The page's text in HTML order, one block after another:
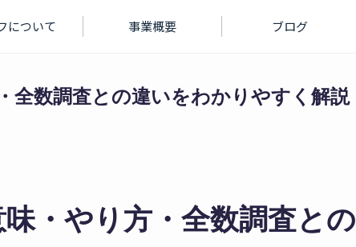
について 事業概要 ブログ
全数調査との違いをわかりやすく解説
・やり方・全数調査との